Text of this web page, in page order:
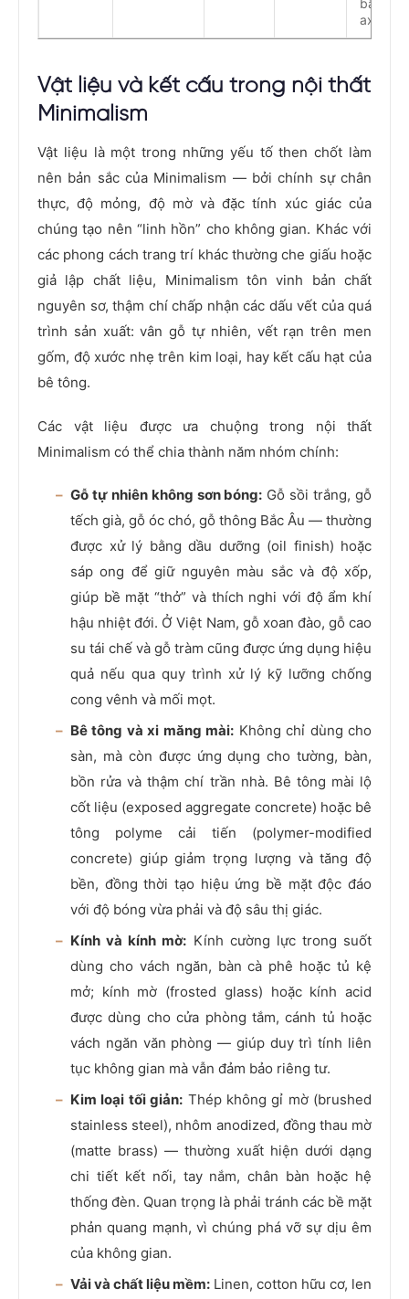
bẩn và
axit
Vật liệu và kết cấu trong nội thất
Minimalism
Vật liệu là một trong những yếu tố then chốt làm
nên bản sắc của Minimalism — bởi chính sự chân
thực, độ mỏng, độ mờ và đặc tính xúc giác của
chúng tạo nên “linh hồn” cho không gian. Khác với
các phong cách trang trí khác thường che giấu hoặc
giả lập chất liệu, Minimalism tôn vinh bản chất
nguyên sơ, thậm chí chấp nhận các dấu vết của quá
trình sản xuất: vân gỗ tự nhiên, vết rạn trên men
gốm, độ xước nhẹ trên kim loại, hay kết cấu hạt của
bê tông.
Các vật liệu được ưa chuộng trong nội thất
Minimalism có thể chia thành năm nhóm chính:
Gỗ tự nhiên không sơn bóng: Gỗ sồi trắng, gỗ
tếch già, gỗ óc chó, gỗ thông Bắc Âu — thường
được xử lý bằng dầu dưỡng (oil finish) hoặc
sáp ong để giữ nguyên màu sắc và độ xốp,
giúp bề mặt “thở” và thích nghi với độ ẩm khí
hậu nhiệt đới. Ở Việt Nam, gỗ xoan đào, gỗ cao
su tái chế và gỗ tràm cũng được ứng dụng hiệu
quả nếu qua quy trình xử lý kỹ lưỡng chống
cong vênh và mối mọt.
Bê tông và xi măng mài: Không chỉ dùng cho
sàn, mà còn được ứng dụng cho tường, bàn,
bồn rửa và thậm chí trần nhà. Bê tông mài lộ
cốt liệu (exposed aggregate concrete) hoặc bê
tông polyme cải tiến (polymer-modified
concrete) giúp giảm trọng lượng và tăng độ
bền, đồng thời tạo hiệu ứng bề mặt độc đáo
với độ bóng vừa phải và độ sâu thị giác.
Kính và kính mờ: Kính cường lực trong suốt
dùng cho vách ngăn, bàn cà phê hoặc tủ kệ
mở; kính mờ (frosted glass) hoặc kính acid
được dùng cho cửa phòng tắm, cánh tủ hoặc
vách ngăn văn phòng — giúp duy trì tính liên
tục không gian mà vẫn đảm bảo riêng tư.
Kim loại tối giản: Thép không gỉ mờ (brushed
stainless steel), nhôm anodized, đồng thau mờ
(matte brass) — thường xuất hiện dưới dạng
chi tiết kết nối, tay nắm, chân bàn hoặc hệ
thống đèn. Quan trọng là phải tránh các bề mặt
phản quang mạnh, vì chúng phá vỡ sự dịu êm
của không gian.
Vải và chất liệu mềm: Linen, cotton hữu cơ, len